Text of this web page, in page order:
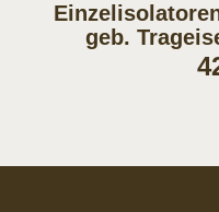
geb.